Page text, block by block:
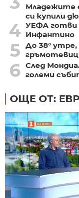
Младежите
си купили
4 УЕФА готви
Инфантино
5 До 38°
6 След
големи
ОЩЕ ОТ: